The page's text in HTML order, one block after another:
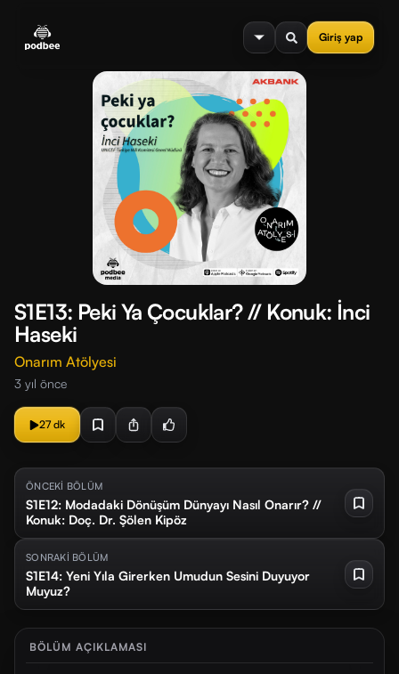
Giriş yap
menu
S1E13: Peki Ya Çocuklar? // Konuk: İnci
Haseki
Onarım Atölyesi
3 yıl önce
27 dk
ÖNCEKİ BÖLÜM
S1E12: Modadaki Dönüşüm Dünyayı Nasıl Onarır? //
Konuk: Doç. Dr. Şölen Kipöz
SONRAKİ BÖLÜM
S1E14: Yeni Yıla Girerken Umudun Sesini Duyuyor
Muyuz?
BÖLÜM AÇIKLAMASI